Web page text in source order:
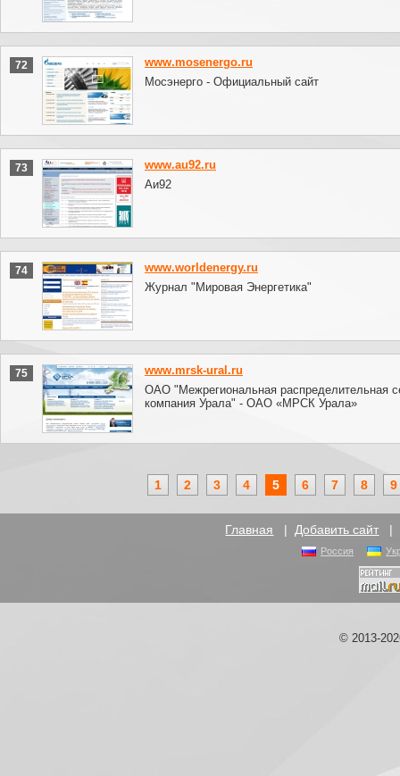
72
www.mosenergo.ru
Мосэнерго - Официальный сайт
73
www.au92.ru
Аи92
74
www.worldenergy.ru
Журнал "Мировая Энергетика"
75
www.mrsk-ural.ru
ОАО "Межрегиональная распределительная
компания Урала" - ОАО «МРСК Урала»
1 2 3 4 5 6 7 8 9
Главная | Добавить сайт |
Россия
© 2013-